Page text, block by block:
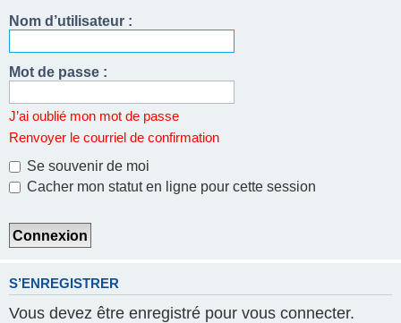
Nom d’utilisateur :
Mot de passe :
J’ai oublié mon mot de passe
Renvoyer le courriel de confirmation
Se souvenir de moi
Cacher mon statut en ligne pour cette session
S’ENREGISTRER
Vous devez être enregistré pour vous connecter.